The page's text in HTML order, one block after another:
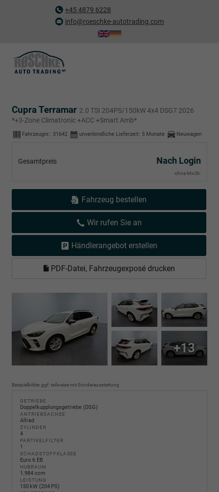
+45 4879 6228
info@roeschke-autotrading.com
Cupra Terramar 2.0 TSI 204PS/150kW 4x4 DSG7 2026
*+3-Zone Climatronic +ACC +Smart Amb*
Fahrzeugnr.: 31642 unverbindliche Lieferzeit: 5 Monate Neuwagen
Gesamtpreis Nach Login
ohne MwSt.
Fahrzeug bestellen
Wir rufen Sie an
Händlerangebot erstellen
PDF-Datei, Fahrzeugexposé drucken
+13
Beispielbilder, ggf. teilweise mit Sonderausstattung
GETRIEBE
Doppelkupplungsgetriebe (DSG)
ANTRIEBSACHSE
Allrad
ZYLINDER
4
PARTIKELFILTER
1
SCHADSTOFFKLASSE
Euro 6 EB
HUBRAUM
1.984 ccm
LEISTUNG
150 kW (204 PS)